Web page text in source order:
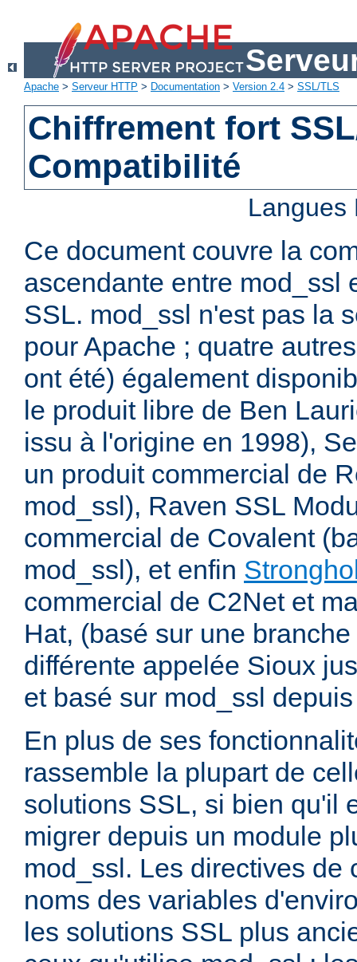
Apache > Serveur HTTP > Documentation > Version 2.4 > SSL/TLS
Chiffrement fort
Compatibilité
Ce document couvre la
ascendante entre mod_ssl
SSL. mod_ssl n'est pas la
pour Apache ; quatre
ont été) également
le produit libre de Ben
issu à l'origine en 1998),
un produit commercial de
mod_ssl), Raven SSL
commercial de Covalent
mod_ssl), et enfin
commercial de C2Net et
Hat, (basé sur une
différente appelée Sioux
et basé sur mod_ssl
En plus de ses
rassemble la plupart de
solutions SSL, si bien qu'il
migrer depuis un module
mod_ssl. Les directives de
noms des variables
les solutions SSL plus